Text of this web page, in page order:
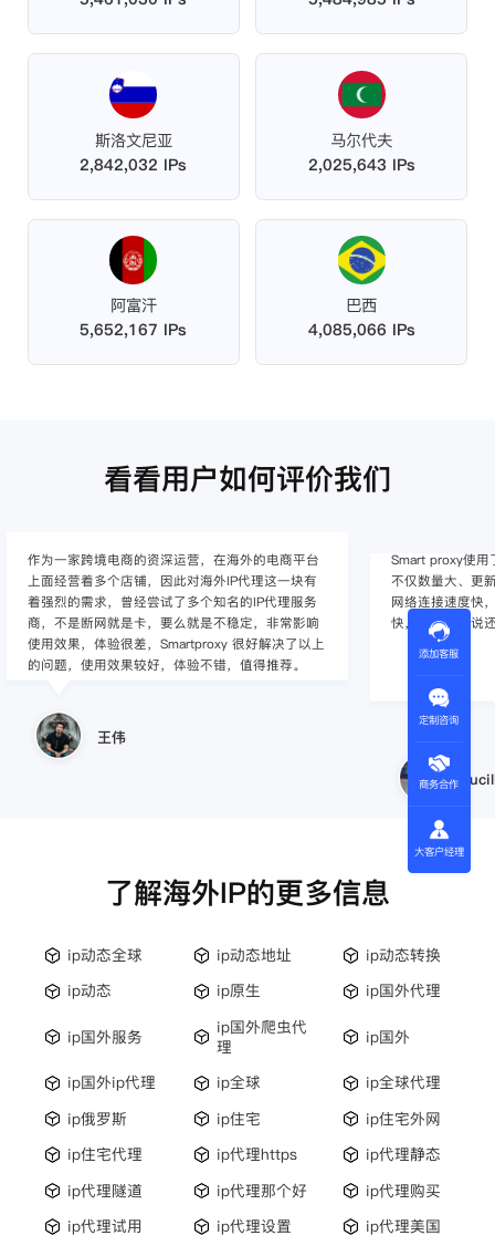
斯洛文尼亚
2,842,032 IPs
马尔代夫
2,025,643 IPs
阿富汗
5,652,167 IPs
巴西
4,085,066 IPs
看看用户如何评价我们
作为一家跨境电商的资深运营，在海外的电商平台
上面经营着多个店铺，因此对海外IP代理这一块有
着强烈的需求，曾经尝试了多个知名的IP代理服务
商，不是断网就是卡，要么就是不稳定，非常影响
使用效果，体验很差，Smartproxy 很好解决了以上
的问题，使用效果较好，体验不错，值得推荐。
王伟
Smart proxy使用
不仅数量大、更
网络连接速度快
快，整体上来说
了解海外IP的更多信息
ip动态全球 ip动态地址
ip动态转换
ip动态
ip原生 ip国外代理
ip国外服务
ip国外爬虫代
理
ip国外
ip国外ip代理 ip全球
ip全球代理
ip俄罗斯
ip住宅
ip住宅外网
ip住宅代理
ip代理https
ip代理静态
ip代理隧道
ip代理那个好
ip代理购买
ip代理试用
ip代理设置
ip代理美国
添加客服
定制咨询
商务合作
大客户经理